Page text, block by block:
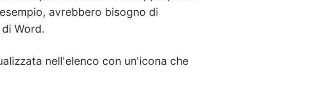
avrebbero bisogno di
Word.
nell'elenco con un'icona che